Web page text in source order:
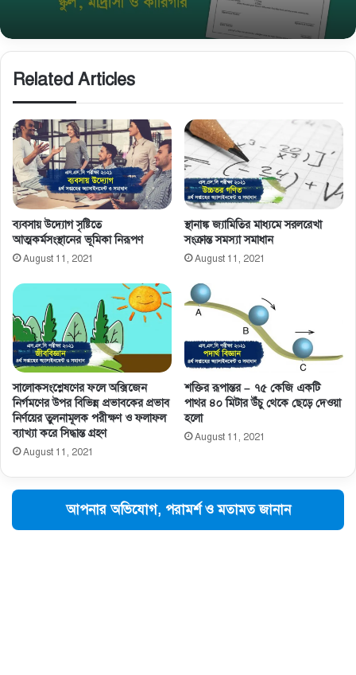
Related Articles
ব্যবসায় উদ্যোগ সৃষ্টিতে
আত্মকর্মসংস্থানের ভূমিকা নিরূপণ
August 11, 2021
স্থানাঙ্ক জ্যামিতির মাধ্যমে সরলরেখা
সংক্রান্ত সমস্যা সমাধান
August 11, 2021
সালােকসংশ্লেষণের ফলে অক্সিজেন
নির্গমণের উপর বিভিন্ন প্রভাবকের প্রভাব
নির্ণয়ের তুলনামূলক পরীক্ষণ ও ফলাফল
ব্যাখ্যা করে সিদ্ধান্ত গ্রহণ
August 11, 2021
শক্তির রূপান্তর – ৭৫ কেজি একটি
পাথর ৪০ মিটার উঁচু থেকে ছেড়ে দেওয়া
হলো
August 11, 2021
আপনার অভিযোগ, পরামর্শ ও মতামত জানান